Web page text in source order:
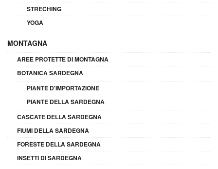
STRECHING
YOGA
MONTAGNA
AREE PROTETTE DI MONTAGNA
BOTANICA SARDEGNA
PIANTE D'IMPORTAZIONE
PIANTE DELLA SARDEGNA
CASCATE DELLA SARDEGNA
FIUMI DELLA SARDEGNA
FORESTE DELLA SARDEGNA
INSETTI DI SARDEGNA